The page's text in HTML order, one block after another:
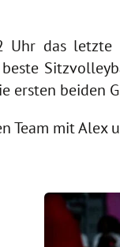
das letzte
ersten beiden
Team mit